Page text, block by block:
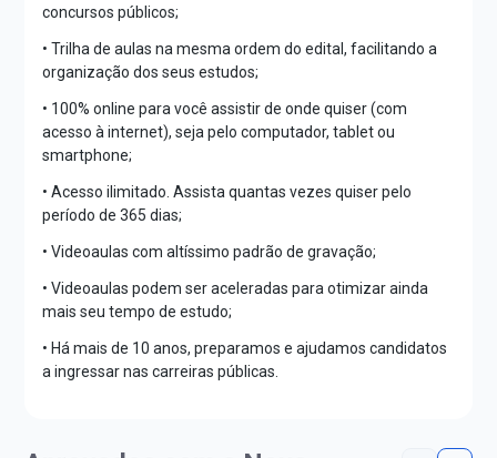
concursos públicos;
• Trilha de aulas na mesma ordem do edital, facilitando a
organização dos seus estudos;
• 100% online para você assistir de onde quiser (com
acesso à internet), seja pelo computador, tablet ou
smartphone;
• Acesso ilimitado. Assista quantas vezes quiser pelo
período de 365 dias;
• Videoaulas com altíssimo padrão de gravação;
• Videoaulas podem ser aceleradas para otimizar ainda
mais seu tempo de estudo;
• Há mais de 10 anos, preparamos e ajudamos candidatos
a ingressar nas carreiras públicas.